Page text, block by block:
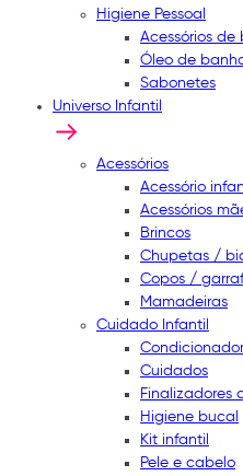
Higiene Pessoal
Acessórios de
Óleo de
Sabonetes
Universo Infantil
Acessórios
Acessório
Acessórios
Brincos
Chupetas /
Copos /
Mamadeiras
Cuidado Infantil
Condicionador
Cuidados
Finalizadores
Higiene bucal
Kit infantil
Pele e cabelo